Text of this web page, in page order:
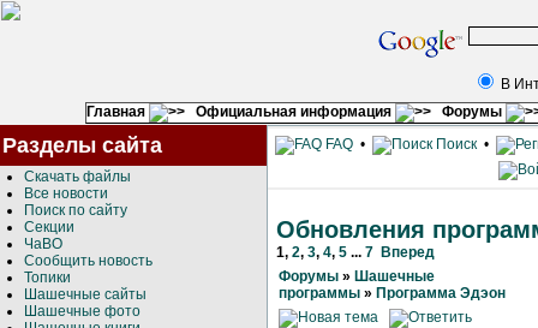
В
Главная
Официальная информация Форумы
Разделы сайта
Скачать файлы
Все новости
Поиск по сайту
Секции
ЧаВО
Сообщить новость
Топики
Шашечные сайты
Шашечные фото
FAQ • Поиск •
Обновления
1, 2, 3, 4, 5 ... 7 Вперед
Форумы » Шашечные
программы » Программа Эдэон